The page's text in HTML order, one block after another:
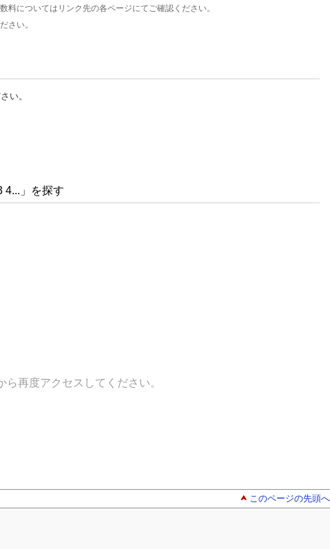
についてはリンク先の各ページにてご確認ください。
さい。
い。
4...」を探す
再度アクセスしてください。
このページの先頭へ